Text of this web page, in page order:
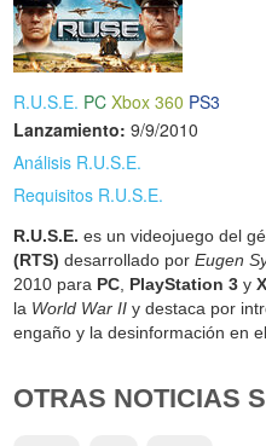
R.U.S.E. PC Xbox 360 PS3
Lanzamiento: 9/9/2010
Análisis R.U.S.E.
Requisitos R.U.S.E.
R.U.S.E. es un videojuego del
(RTS) desarrollado porEugen
2010 para PC PlayStation 3 y
la World War II y destaca por
engaño y la desinformación en
OTRAS NOTICIAS